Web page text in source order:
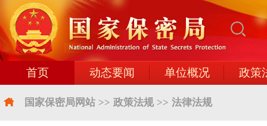
首页 动态要闻 单位概况 政策
国家保密局网站 >> 政策法规 >> 法律法规